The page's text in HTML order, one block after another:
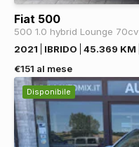
Fiat 500
500 1.0 hybrid Lounge 70cv
2021
IBRIDO 45.369 KM
€151 al mese
Disponibile